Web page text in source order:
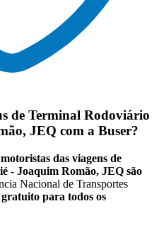
de Terminal Rodoviário
JEQ com a Buser?
das viagens de
- Joaquim Romão, JEQ são
Nacional de Transportes
para todos os